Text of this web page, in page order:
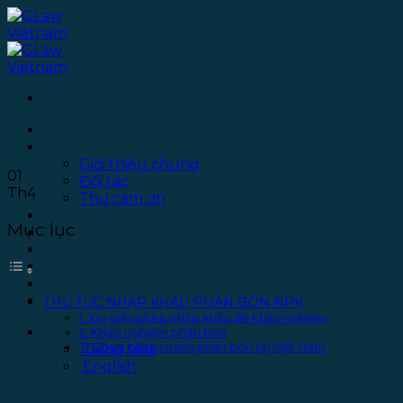
Bỏ
qua
nội
dung
Giới thiệu chung
Đối tác
Thư cảm ơn
Thư viện
Liên hệ
Tiếng Việt
Tiếng Việt
English
01
Th4
Mục lục
THỦ TỤC NHẬP KHẨU PHÂN BÓN NPK
1. Xin giấy phép nhập khẩu để khảo nghiệm
2. Khảo nghiệm phân bón
3. Công bố lưu hành phân bón tại Việt Nam